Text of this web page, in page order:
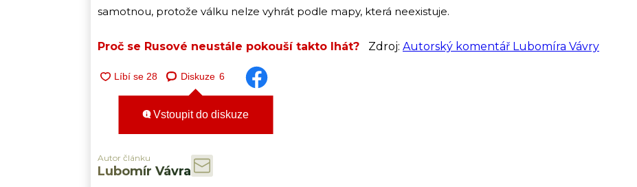
samotnou, protože válku nelze vyhrát podle mapy, která neexistuje.
Proč se Rusové neustále pokouší takto lhát? Zdroj: Autorský komentář Lubomíra Vávry
Diskuze 6
Vstoupit do diskuze
Autor článku
Lubomír Vávra